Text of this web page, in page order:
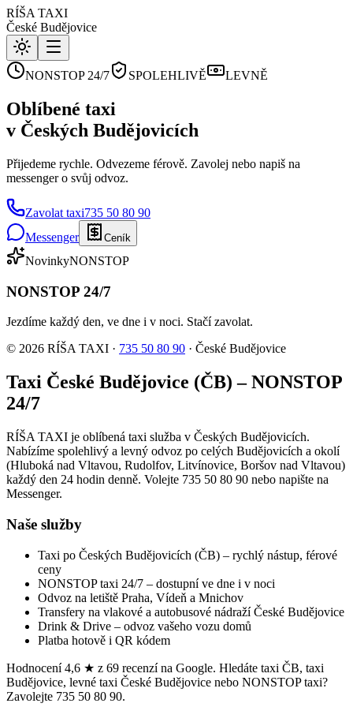
RÍŠA TAXI
České Budějovice
NONSTOP 24/7 SPOLEHLIVĚ LEVNĚ
Oblíbené taxi
v Českých Budějovicích
Přijedeme rychle. Odvezeme férově. Zavolej nebo napiš na
messenger o svůj odvoz.
Zavolat taxi735 50 80 90
Messenger
Ceník
NovinkyNONSTOP
NONSTOP 24/7
Jezdíme každý den, ve dne i v noci. Stačí zavolat.
© 2026 RÍŠA TAXI · 735 50 80 90 · České Budějovice
Taxi České Budějovice (ČB) – NONSTOP
24/7
RÍŠA TAXI je oblíbená taxi služba v Českých Budějovicích.
Nabízíme spolehlivý a levný odvoz po celých Budějovicích a okolí
(Hluboká nad Vltavou, Rudolfov, Litvínovice, Boršov nad Vltavou)
každý den 24 hodin denně. Volejte 735 50 80 90 nebo napište na
Messenger.
Naše služby
Taxi po Českých Budějovicích (ČB) – rychlý nástup, férové
ceny
NONSTOP taxi 24/7 – dostupní ve dne i v noci
Odvoz na letiště Praha, Vídeň a Mnichov
Transfery na vlakové a autobusové nádraží České Budějovice
Drink & Drive – odvoz vašeho vozu domů
Platba hotově i QR kódem
Hodnocení 4,6 ★ z 69 recenzí na Google. Hledáte taxi ČB, taxi
Budějovice, levné taxi České Budějovice nebo NONSTOP taxi?
Zavolejte 735 50 80 90.